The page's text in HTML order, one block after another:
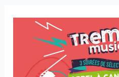
Tremplin
Musical
candidature